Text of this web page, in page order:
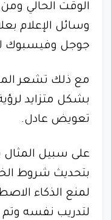
الوقت الحالي
وسائل الإعلام
جوجل وفيسبوك
مع ذلك تشعر
بشكل متزايد
تعويض عادل.
على سبيل المثال
بتحديث شروط
لمنع الذكاء
لتدريب نفسه وتم